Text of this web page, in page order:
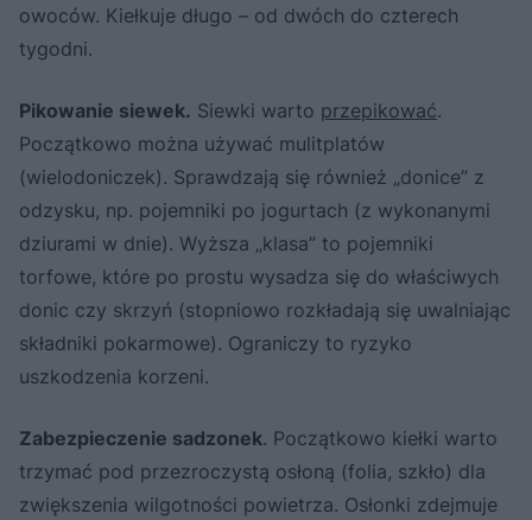
owoców. Kiełkuje długo – od dwóch do czterech
tygodni.
Pikowanie siewek. Siewki warto przepikować.
Początkowo można używać mulitplatów
(wielodoniczek). Sprawdzają się również „donice” z
odzysku, np. pojemniki po jogurtach (z wykonanymi
dziurami w dnie). Wyższa „klasa” to pojemniki
torfowe, które po prostu wysadza się do właściwych
donic czy skrzyń (stopniowo rozkładają się uwalniając
składniki pokarmowe). Ograniczy to ryzyko
uszkodzenia korzeni.
Zabezpieczenie sadzonek. Początkowo kiełki warto
trzymać pod przezroczystą osłoną (folia, szkło) dla
zwiększenia wilgotności powietrza. Osłonki zdejmuje